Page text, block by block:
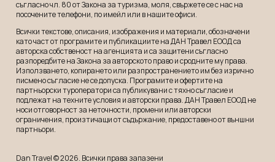
съгласно чл. 80 от Закона за туризма, моля, свържете се с нас на
посочените телефони, по имейл или в нашите офиси.
Всички текстове, описания, изображения и материали, обозначени
като част от програмите и публикациите на ДАН Травел ЕООД са
авторска собственост на агенцията и са защитени съгласно
разпоредбите на Закона за авторското право и сродните му права.
Използването, копирането или разпространението им без изрично
писмено съгласие не се допуска. Програмите и офертите на
партньорски туроператори са публикувани с тяхно съгласие и
подлежат на техните условия и авторски права. ДАН Травел ЕООД не
носи отговорност за неточности, промени или авторски
ограничения, произтичащи от съдържание, предоставено от външни
партньори.
Dan Travel © 2026. Всички права запазени